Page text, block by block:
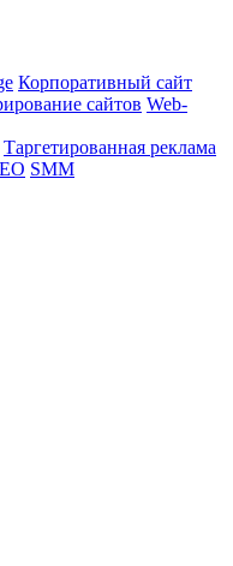
Корпоративный сайт
сайтов Web-
Таргетированная реклама
SMM